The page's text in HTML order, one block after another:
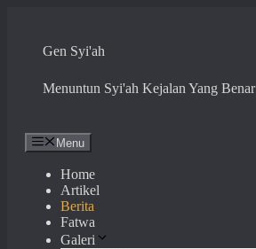
contentGen Syi'ah
Menuntun Syi'ah Kejalan Yang Benar
Menu
Home
Artikel
Berita
Fatwa
Galeri